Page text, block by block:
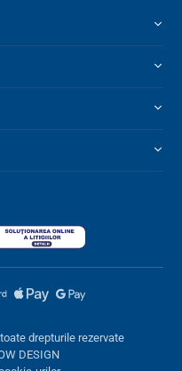
drepturile rezervate
DESIGN